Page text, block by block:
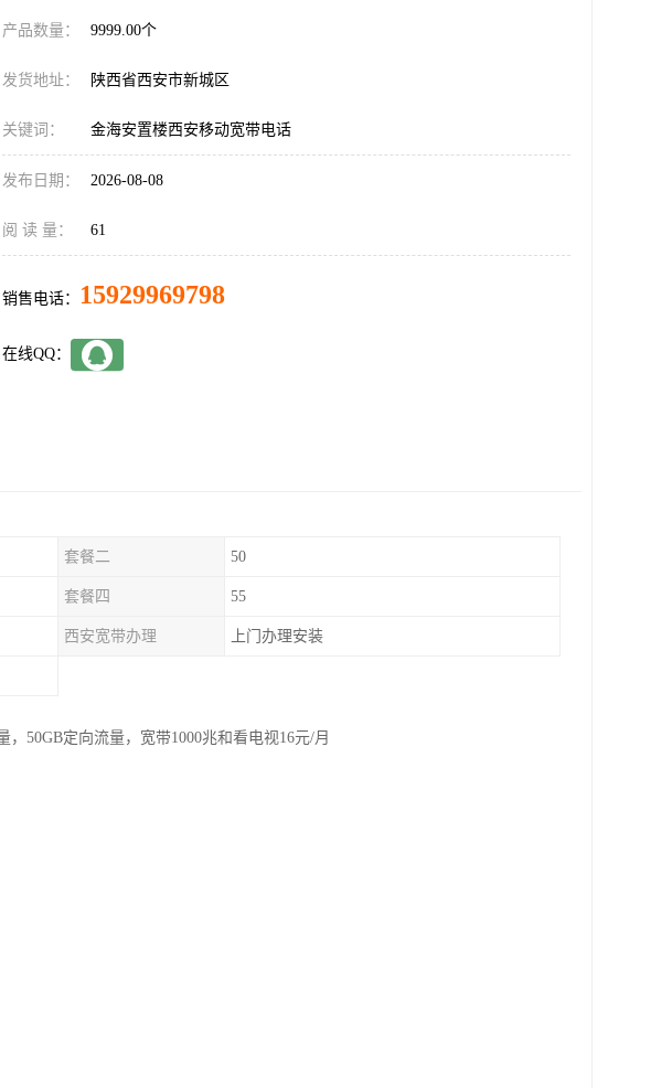
产品数量： 9999.00个
发货地址： 陕西省西安市新城区
关键词： 金海安置楼西安移动宽带电话
发布日期： 2026-08-08
阅 读 量： 61
销售电话： 15929969798
在线QQ：
套餐二 50
套餐四 55
西安宽带办理 上门办理安装
50GB定向流量，宽带1000兆和看电视16元/月